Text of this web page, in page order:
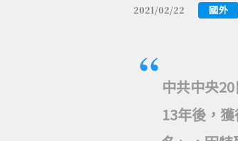
2021/02/22 國外
中共中央
13年後，